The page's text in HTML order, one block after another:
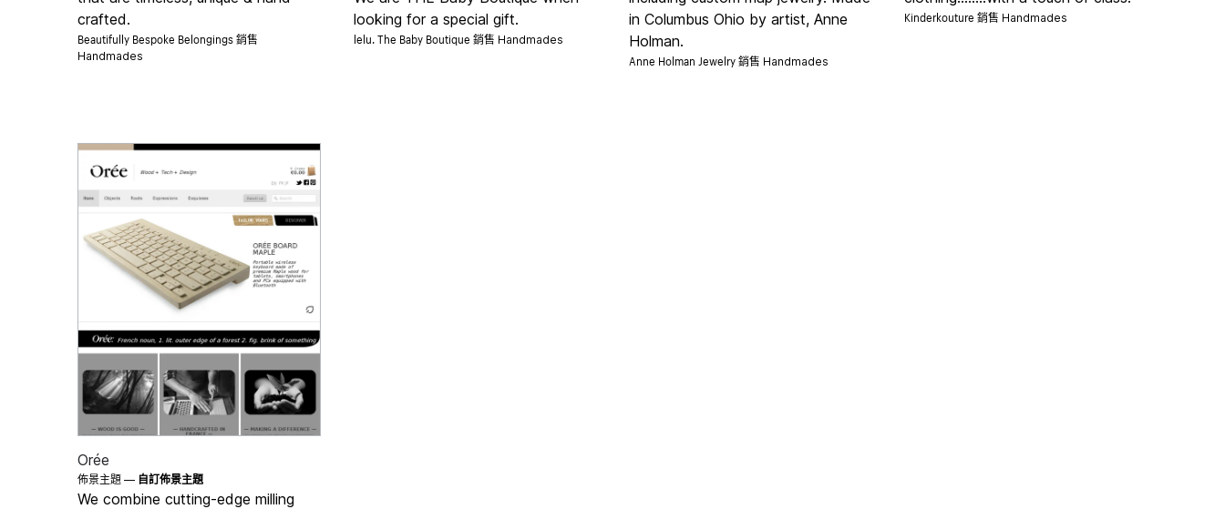
crafted.
Beautifully Bespoke Belongings 銷售
Handmades
looking for a special gift.
lelu. The Baby Boutique 銷售 Handmades
in Columbus Ohio by artist, Anne
Holman.
Anne Holman Jewelry 銷售 Handmades
Kinderkouture 銷售 Handmades
Orée
佈景主題 — 自訂佈景主題
We combine cutting-edge milling